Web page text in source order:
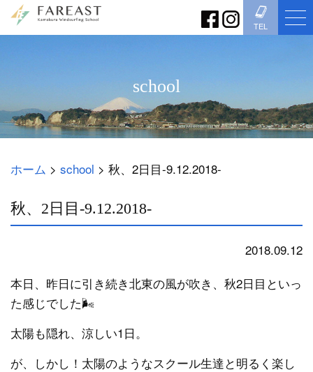
TEL
school
ホーム > school > 秋、2日目-9.12.2018-
秋、2日目-9.12.2018-
2018.09.12
本日、昨日に引き続き北東の風が吹き、秋2日目といっ
た感じでした🌬
太陽も隠れ、涼しい1日。
が、しかし！太陽のようなスクール生達と明るく楽し